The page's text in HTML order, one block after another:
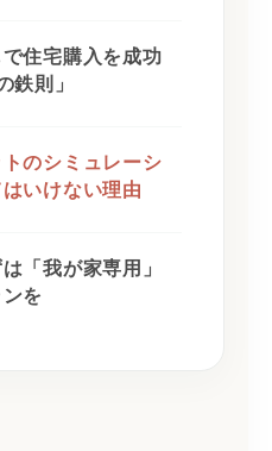
住宅購入を成功
鉄則」
トのシミュレーシ
いけない理由
「我が家専用」
を